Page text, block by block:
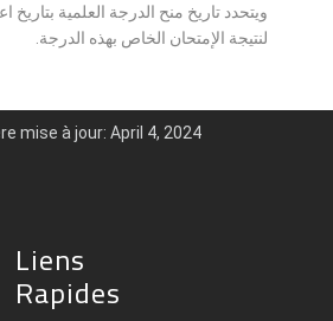
ويتحدد تاريخ منح الدرجة العلمية بتاريخ
لنتيجة الإمتحان الخاص بهذه الدرجة.
mise à jour: April 4, 2024
Liens
Rapides